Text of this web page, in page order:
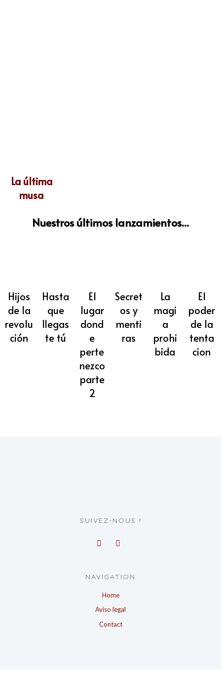
La última
musa
Nuestros últimos lanzamientos...
Hijos
de la
revolu
ción
Hasta
que
llegas
te tú
El
lugar
dond
e
perte
nezco
parte
2
Secret
os y
menti
ras
La
magi
a
prohi
bida
El
poder
de la
tenta
cion
SUIVEZ-NOUS !
NAVIGATION
Home
Aviso legal
Contact